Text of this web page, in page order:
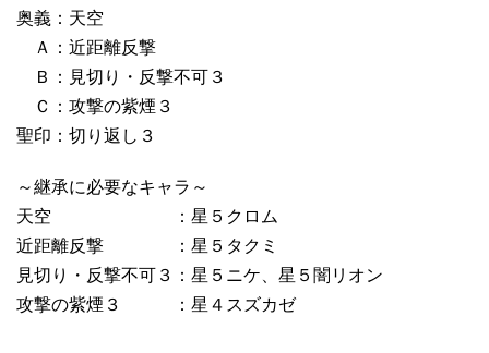
奥義：天空
Ａ：近距離反撃
Ｂ：見切り・反撃不可３
Ｃ：攻撃の紫煙３
聖印：切り返し３
～継承に必要なキャラ～
天空 ：星５クロム
近距離反撃 ：星５タクミ
見切り・反撃不可３：星５ニケ、星５闇リオン
攻撃の紫煙３ ：星４スズカゼ